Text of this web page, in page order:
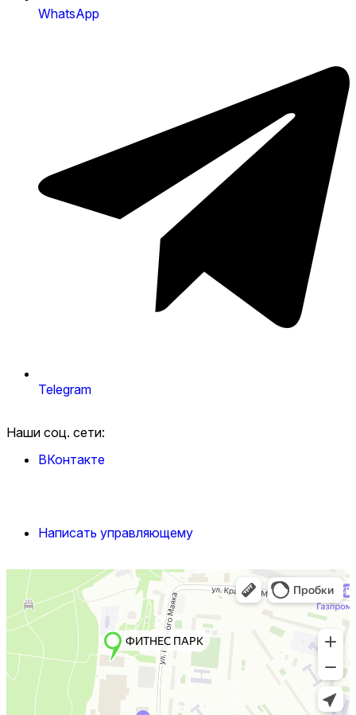
WhatsApp
Telegram
Наши соц. сети:
ВКонтакте
Написать управляющему